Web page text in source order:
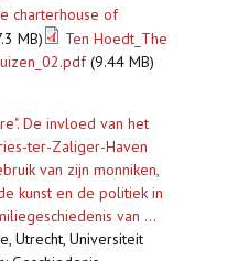
charterhouse of
MB)
Ten Hoedt_The
(9.44 MB)
De invloed van het
ter-Zaliger-Haven
van zijn monniken,
kunst en de politiek in
van ...
Utrecht, Universiteit